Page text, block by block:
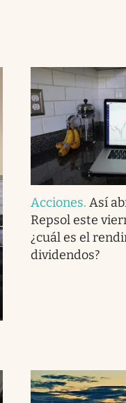
Acciones.Así
Repsol este
¿cuál es el
dividendos?